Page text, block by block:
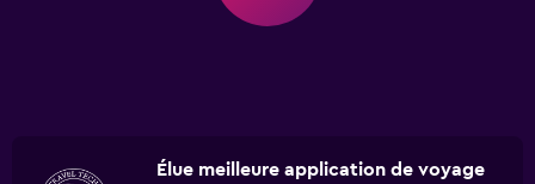
Élue meilleure application de voyage